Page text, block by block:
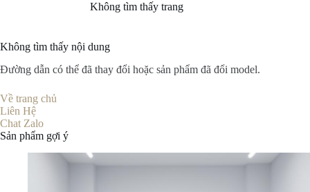
Không tìm thấy trang
Không tìm thấy nội dung
Đường dẫn có thể đã thay đổi hoặc sản phẩm đã đổi model.
Về trang chủ
Liên Hệ
Chat Zalo
Sản phẩm gợi ý